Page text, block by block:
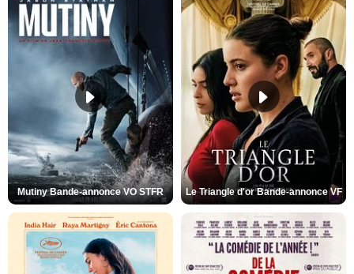
Mutiny Bande-annonce VO STFR Le Triangle d'or Bande-annonce VF